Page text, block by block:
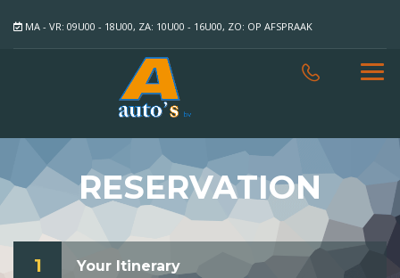
MA - VR: 09U00 - 18U00, ZA: 10U00 - 16U00, ZO: OP AFSPRAAK
RESERVATION
1 Your Itinerary